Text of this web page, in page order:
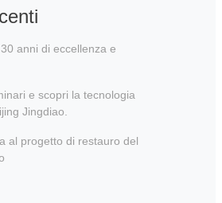
anni di eccellenza e
e scopri la tecnologia
Jingdiao.
al progetto di restauro del